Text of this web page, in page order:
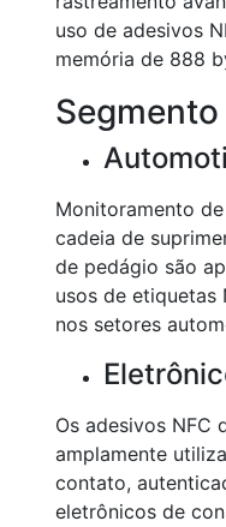
uso de adesivos
memória de 888
Monitoramento
cadeia de
de pedágio são
usos de etiquetas
nos setores
Os adesivos NFC
amplamente
contato,
eletrônicos de